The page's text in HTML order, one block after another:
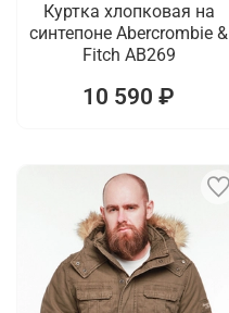
Куртка хлопковая на
синтепоне Abercrombie &
Fitch AB269
10 590 ₽